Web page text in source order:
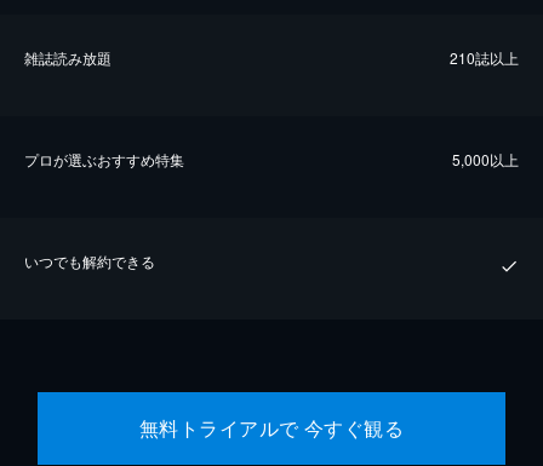
雑誌読み放題 210誌以上
プロが選ぶおすすめ特集 5,000以上
いつでも解約できる
無料トライアルで 今すぐ観る